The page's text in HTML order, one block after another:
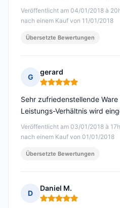
Veröffentlicht am 04/01/2018 à
nach einem Kauf von 11/01/2018
Übersetzte Bewertungen
G
gerard
Hinweis: 5 von 5
Veröffentlicht am 03/01/2018 à
nach einem Kauf von 01/01/2018
Sehr zufriedenstellende
Leistungs-Verhältnis wird
Übersetzte Bewertungen
D
Daniel M.
Hinweis: 5 von 5